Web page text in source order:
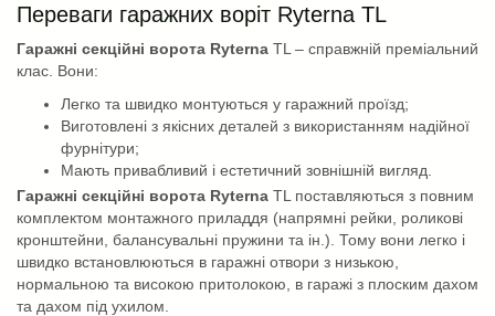
Переваги гаражних воріт Ryterna TL
Гаражні секційні ворота Ryterna TL – справжній преміальний
клас. Вони:
Легко та швидко монтуються у гаражний проїзд;
Виготовлені з якісних деталей з використанням надійної
фурнітури;
Мають привабливий і естетичний зовнішній вигляд.
Гаражні секційні ворота Ryterna TL поставляються з повним
комплектом монтажного приладдя (напрямні рейки, роликові
кронштейни, балансувальні пружини та ін.). Тому вони легко і
швидко встановлюються в гаражні отвори з низькою,
нормальною та високою притолокою, в гаражі з плоским дахом
та дахом під ухилом.